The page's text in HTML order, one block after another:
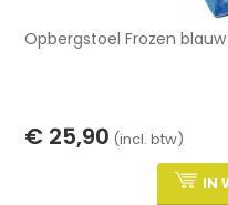
Opbergstoel Frozen
€ 25,90 (incl. btw)
IN